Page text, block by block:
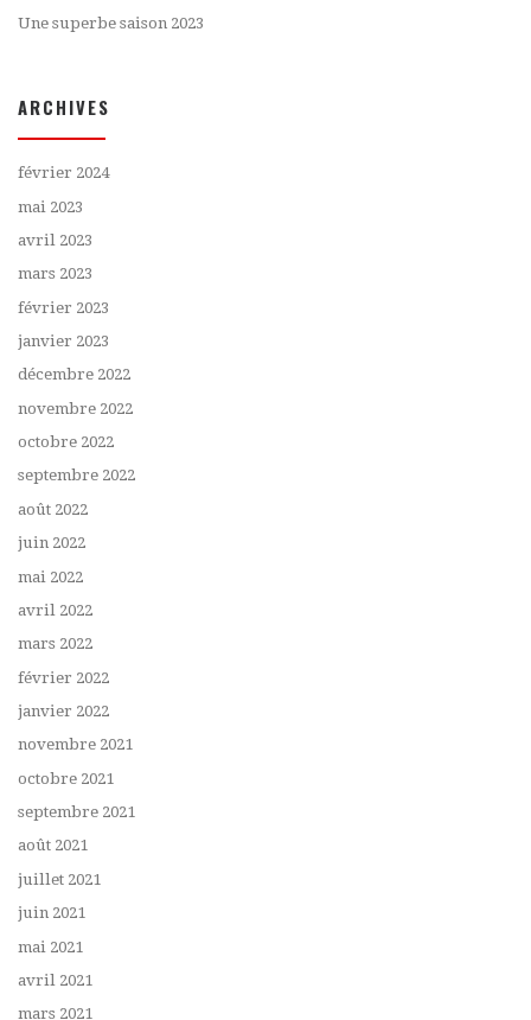
Une superbe saison 2023
ARCHIVES
février 2024
mai 2023
avril 2023
mars 2023
février 2023
janvier 2023
décembre 2022
novembre 2022
octobre 2022
septembre 2022
août 2022
juin 2022
mai 2022
avril 2022
mars 2022
février 2022
janvier 2022
novembre 2021
octobre 2021
septembre 2021
août 2021
juillet 2021
juin 2021
mai 2021
avril 2021
mars 2021